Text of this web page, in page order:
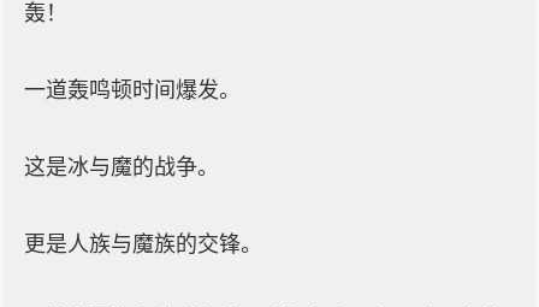
轰！
一道轰鸣顿时间爆发。
这是冰与魔的战争。
更是人族与魔族的交锋。